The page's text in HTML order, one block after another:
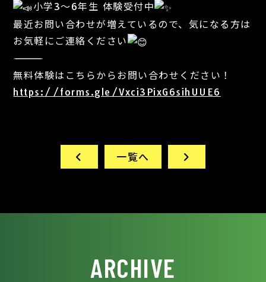
小学3〜6年生 体験受付中
最近お問い合わせが増えているので、気になる方は
お気軽にご連絡ください
―――――――――
無料体験はこちらからお問い合わせください！
https://forms.gle/Vxci3PixG6sihUUE6
一覧へ
ARCHIVE